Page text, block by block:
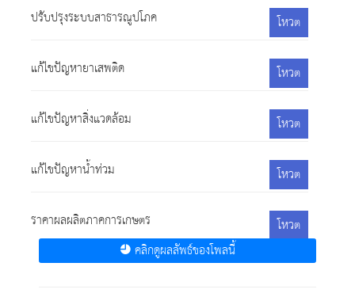
ปรับปรุงระบบสาธารณูปโภค โหวต
แก้ไขปัญหายาเสพติด โหวต
แก้ไขปัญหาสิ่งแวดล้อม โหวต
แก้ไขปัญหาน้ำท่วม โหวต
ราคาผลผลิตภาคการเกษตร
โหวต
คลิกดูผลลัพธ์ของโพลนี้